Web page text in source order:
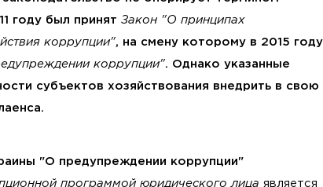
году был принятЗакон "О принципах
коррупции", на смену которому в 2015 году
коррупции". Однако указанные
субъектов хозяйствования внедрить в свою
"О предупреждении коррупции"
программой юридического лица является